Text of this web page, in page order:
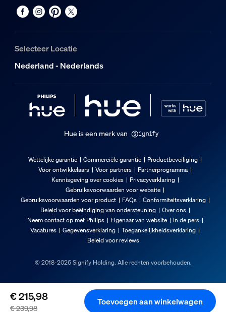
€ 239,98
€ 215,98 Toevoegen aan winkelwagen
Selecteer Locatie
Nederland - Nederlands
Hue is een merk van
Wettelijke garantie Commerciële garantie
Productbeveiliging
Voor ontwikkelaars
Voor partners
Partnerprogramma
Kennisgeving over cookies
Privacyverklaring
Gebruiksvoorwaarden voor website
Gebruiksvoorwaarden voor product
FAQs
Conformiteitsverklaring
Beleid voor beëindiging van ondersteuning
Over ons
Neem contact op met Philips
Eigenaar van website
In de pers
Vacatures
Gegevensverklaring
Toegankelijkheidsverklaring
Beleid voor reviews
© 2018-2026 Signify Holding. Alle rechten voorbehouden.